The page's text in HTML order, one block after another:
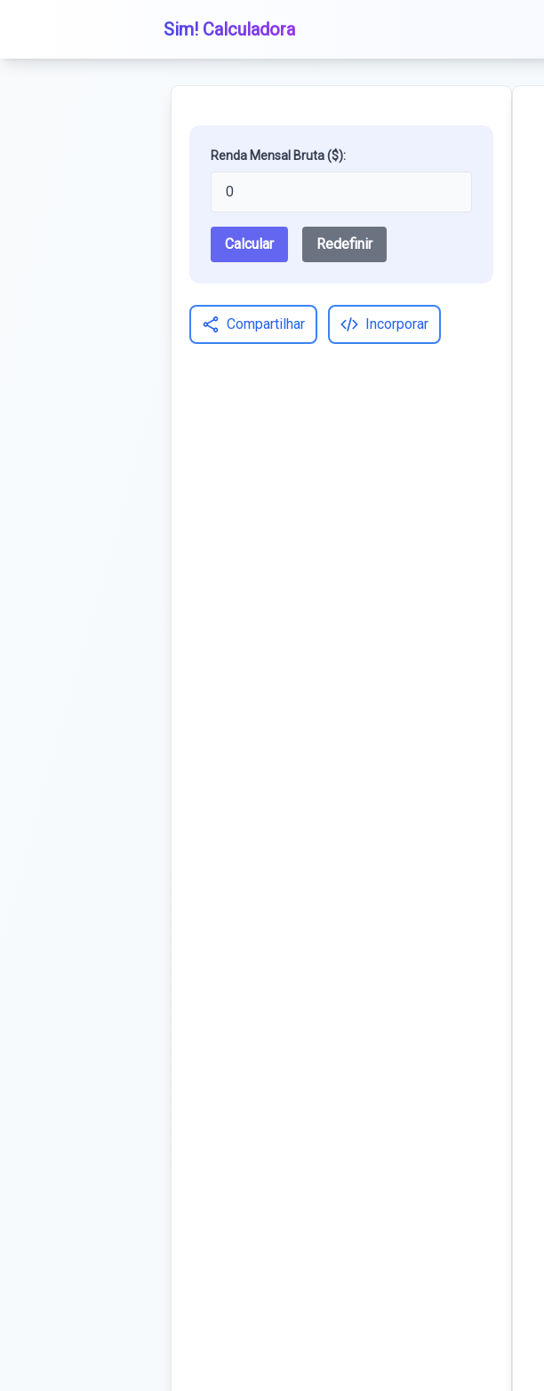
Sim! Calculadora
Renda Mensal Bruta ($):
Calcular Redefinir
Compartilhar Incorporar